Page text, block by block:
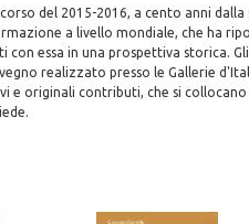
corso del 2015-2016, a cento anni
a livello mondiale, che ha
con essa in una prospettiva storica.
realizzato presso le Gallerie
e originali contributi, che si